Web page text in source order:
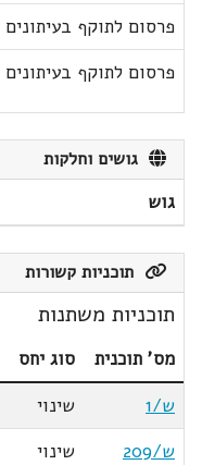
פרסום לתוקף בעיתונים
פרסום לתוקף בעיתונים
גושים וחלקות
גוש
תוכניות קשורות
תוכניות משתנות
מס' תוכנית סוג יחס
ש/1
שינוי
ש/209
שינוי